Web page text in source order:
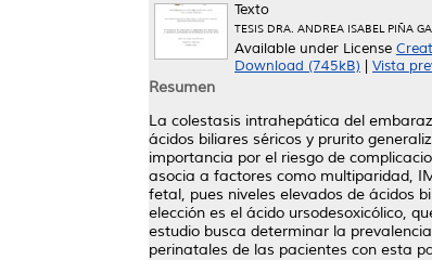
Texto
TESIS DRA. ANDREA ISABEL PIÑA
Available under License
Download (745kB)
Vista
Resumen
La colestasis intrahepática del
ácidos biliares séricos y prurito
importancia por el riesgo de
asocia a factores como multiparidad,
fetal, pues niveles elevados de ácidos
elección es el ácido ursodesoxicólico,
estudio busca determinar la
perinatales de las pacientes con esta